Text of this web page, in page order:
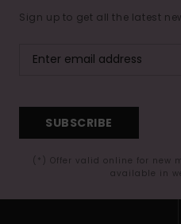
Sign up to get all the latest
SUBSCRIBE
(*) Offer valid online for new
available in